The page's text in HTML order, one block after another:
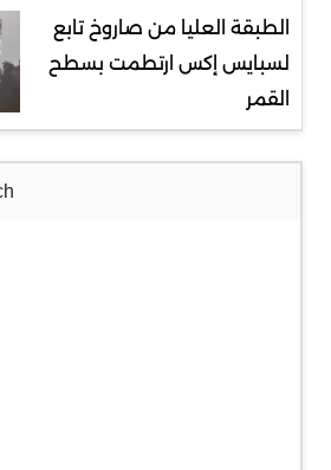
الطبقة العليا من صاروخ تابع
لسبايس إكس ارتطمت بسطح
القمر